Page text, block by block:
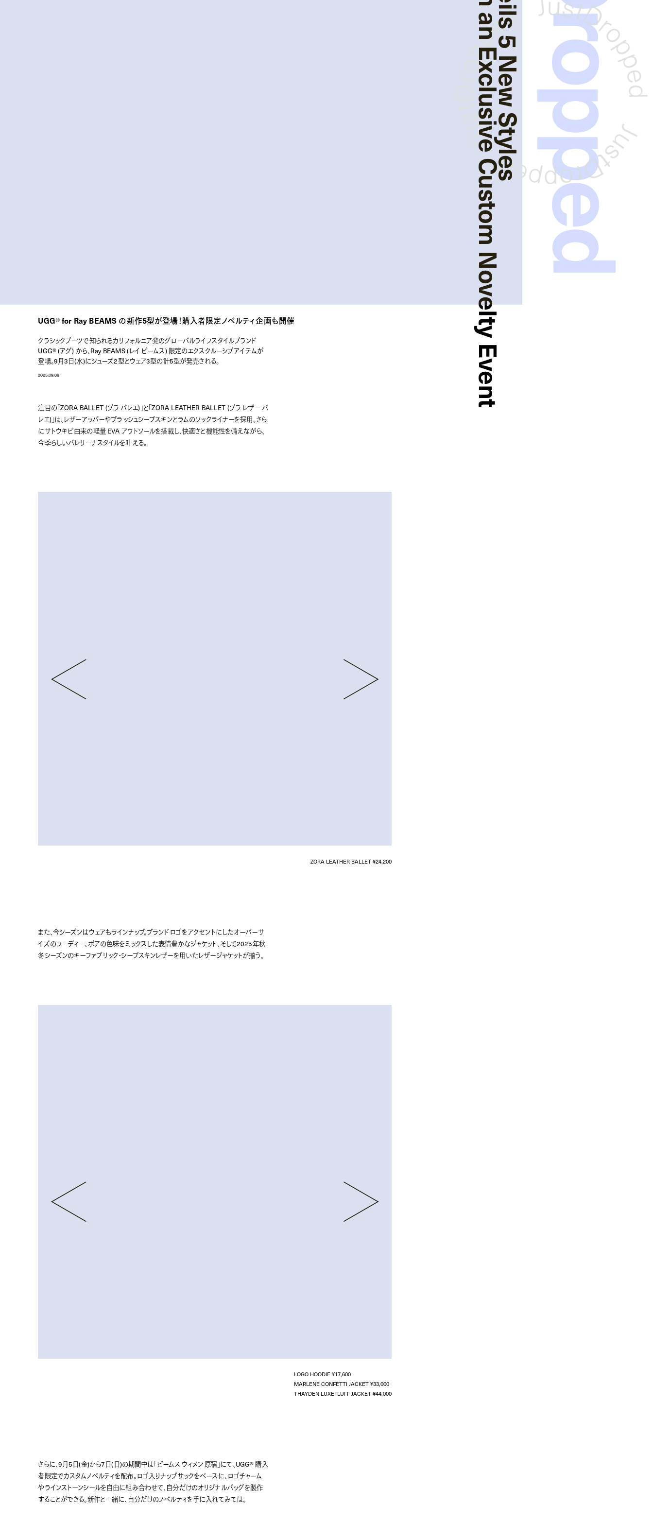
UGG®︎ for Ray BEAMS の新作5型が登場！購入者限定ノベルティ企画も開催
クラシックブーツで知られるカリフォルニア発のグローバルライフスタイルブランド
UGG® (アグ) から、Ray BEAMS (レイ ビームス) 限定のエクスクルーシブアイテムが
登場。9月3日(水)にシューズ2型とウェア3型の計5型が発売される。
2025.09.08
注目の「ZORA BALLET (ゾラ バレエ)」と「ZORA LEATHER BALLET (ゾラ レザー バ
レエ)」は、レザーアッパーやプラッシュシープスキンとラムのソックライナーを採用。さら
にサトウキビ由来の軽量 EVA アウトソールを搭載し、快適さと機能性を備えながら、
今季らしいバレリーナスタイルを叶える。
ZORA LEATHER BALLET ¥24,200
また、今シーズンはウェアもラインナップ。ブランドロゴをアクセントにしたオーバーサ
イズのフーディー、ボアの色味をミックスした表情豊かなジャケット、そして2025年秋
冬シーズンのキーファブリック・シープスキンレザーを用いたレザージャケットが揃う。
LOGO HOODIE ¥17,600
MARLENE CONFETTI JACKET ¥33,000
THAYDEN LUXEFLUFF JACKET ¥44,000
さらに、9月5日(金)から7日(日)の期間中は「ビームス ウィメン 原宿」にて、UGG® 購入
者限定でカスタムノベルティを配布。ロゴ入りナップサックをベースに、ロゴチャーム
やラインストーンシールを自由に組み合わせて、自分だけのオリジナルバッグを製作
することができる。新作と一緒に、自分だけのノベルティを手に入れてみては。